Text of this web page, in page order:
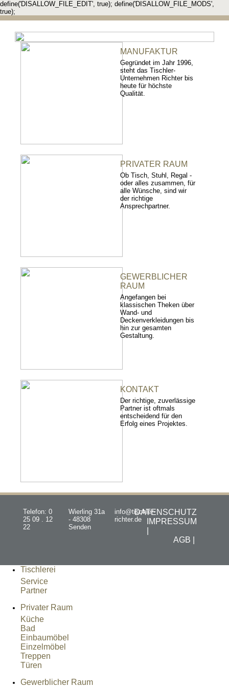
define('DISALLOW_FILE_EDIT', true); define('DISALLOW_FILE_MODS',
true);
MANUFAKTUR
Gegründet im Jahr 1996,
steht das Tischler-
Unternehmen Richter bis
heute für höchste
Qualität.
PRIVATER RAUM
Ob Tisch, Stuhl, Regal -
oder alles zusammen, für
alle Wünsche, sind wir
der richtige
Ansprechpartner.
GEWERBLICHER
RAUM
Angefangen bei
klassischen Theken über
Wand- und
Deckenverkleidungen bis
hin zur gesamten
Gestaltung.
KONTAKT
Der richtige, zuverlässige
Partner ist oftmals
entscheidend für den
Erfolg eines Projektes.
Telefon: 0
25 09 . 12
22
Wierling 31a
- 48308
Senden
info@tischler-
richter.de
DATENSCHUTZ
IMPRESSUM
AGB |
Tischlerei
Service
Partner
Privater Raum
Küche
Bad
Einbaumöbel
Einzelmöbel
Treppen
Türen
Gewerblicher Raum